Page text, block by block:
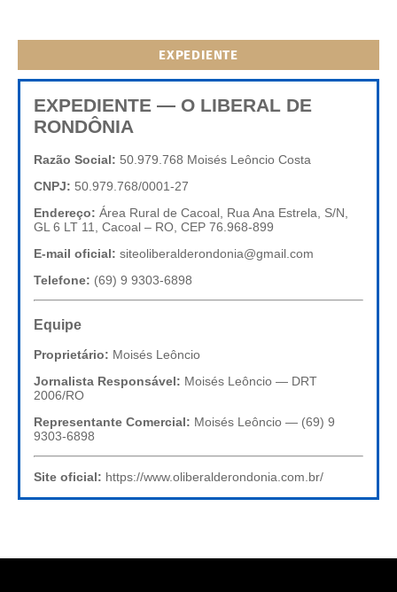
EXPEDIENTE
EXPEDIENTE — O LIBERAL DE
RONDÔNIA
Razão Social: 50.979.768 Moisés Leôncio Costa
CNPJ: 50.979.768/0001-27
Endereço: Área Rural de Cacoal, Rua Ana Estrela, S/N,
GL 6 LT 11, Cacoal – RO, CEP 76.968-899
E-mail oficial: siteoliberalderondonia@gmail.com
Telefone: (69) 9 9303-6898
Equipe
Proprietário: Moisés Leôncio
Jornalista Responsável: Moisés Leôncio — DRT
2006/RO
Representante Comercial: Moisés Leôncio — (69) 9
9303-6898
Site oficial: https://www.oliberalderondonia.com.br/